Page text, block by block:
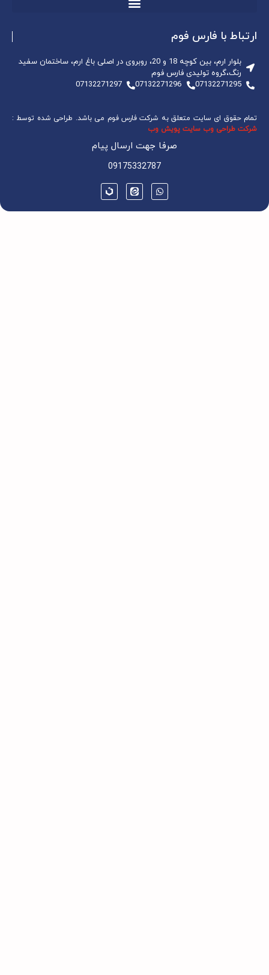
با فارس فوم
بلوار ارم، بین کوچه 18 و 20، روبروی در اصلی باغ ارم، ساختمان سفید
تولیدی فارس فوم
07132271296
07132271297
ای سایت متعلق به شرکت فارس فوم می باشد. طراحی شده توسط :
وب سایت پویش وب
صرفا جهت ارسال پیام
09175332787